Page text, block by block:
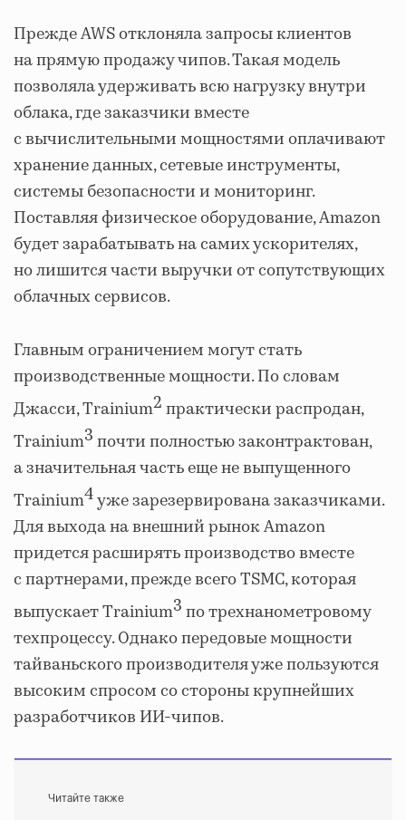
Прежде AWS отклоняла запросы клиентов
на прямую продажу чипов. Такая модель
позволяла удерживать всю нагрузку внутри
облака, где заказчики вместе
с вычислительными мощностями оплачивают
хранение данных, сетевые инструменты,
системы безопасности и мониторинг.
Поставляя физическое оборудование, Amazon
будет зарабатывать на самих ускорителях,
но лишится части выручки от сопутствующих
облачных сервисов.
Главным ограничением могут стать
производственные мощности. По словам
Джасси, Trainium2практически распродан,
Trainium3почти полностью законтрактован,
а значительная часть еще не выпущенного
Trainium4уже зарезервирована заказчиками.
Для выхода на внешний рынок Amazon
придется расширять производство вместе
с партнерами, прежде всего TSMC, которая
выпускает Trainium3по трехнанометровому
техпроцессу. Однако передовые мощности
тайваньского производителя уже пользуются
высоким спросом со стороны крупнейших
разработчиков ИИ-чипов.
Читайте также